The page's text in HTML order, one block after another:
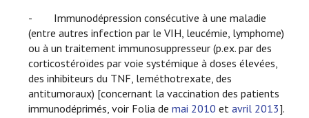
- Immunodépression consécutive à une maladie
(entre autres infection par le VIH, leucémie, lymphome)
ou à un traitement immunosuppresseur (p.ex. par des
corticostéroïdes par voie systémique à doses élevées,
des inhibiteurs du TNF, leméthotrexate, des
antitumoraux) [concernant la vaccination des patients
immunodéprimés, voir Folia de mai 2010 et avril 2013].